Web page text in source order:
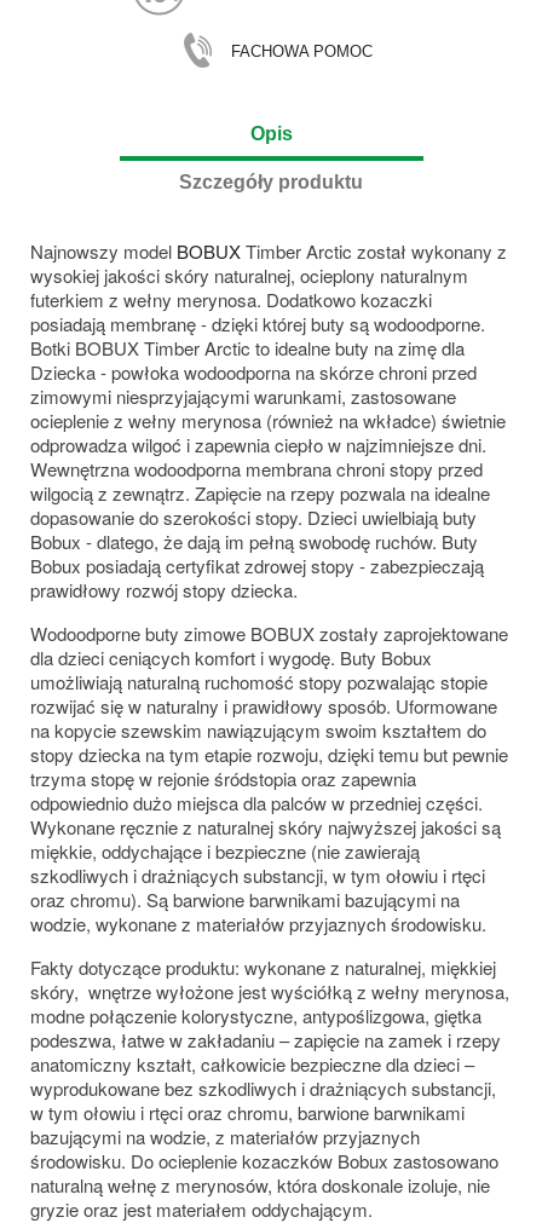
FACHOWA POMOC
Opis
Szczegóły produktu
Najnowszy model BOBUXTimber Arctic został wykonany z
wysokiej jakości skóry naturalnej, ocieplony naturalnym
futerkiem z wełny merynosa. Dodatkowo kozaczki
posiadają membranę - dzięki której buty są wodoodporne.
Botki BOBUX Timber Arctic to idealne buty na zimę dla
Dziecka - powłoka wodoodporna na skórze chroni przed
zimowymi niesprzyjającymi warunkami, zastosowane
ocieplenie z wełny merynosa (również na wkładce) świetnie
odprowadza wilgoć i zapewnia ciepło w najzimniejsze dni.
Wewnętrzna wodoodporna membrana chroni stopy przed
wilgocią z zewnątrz. Zapięcie na rzepy pozwala na idealne
dopasowanie do szerokości stopy. Dzieci uwielbiają buty
Bobux - dlatego, że dają im pełną swobodę ruchów. Buty
Bobux posiadają certyfikat zdrowej stopy - zabezpieczają
prawidłowy rozwój stopy dziecka.
Wodoodporne buty zimowe BOBUX zostały zaprojektowane
dla dzieci ceniących komfort i wygodę. Buty Bobux
umożliwiają naturalną ruchomość stopy pozwalając stopie
rozwijać się w naturalny i prawidłowy sposób. Uformowane
na kopycie szewskim nawiązującym swoim kształtem do
stopy dziecka na tym etapie rozwoju, dzięki temu but pewnie
trzyma stopę w rejonie śródstopia oraz zapewnia
odpowiednio dużo miejsca dla palców w przedniej części.
Wykonane ręcznie z naturalnej skóry najwyższej jakości są
miękkie, oddychające i bezpieczne (nie zawierają
szkodliwych i drażniących substancji, w tym ołowiu i rtęci
oraz chromu). Są barwione barwnikami bazującymi na
wodzie, wykonane z materiałów przyjaznych środowisku.
Fakty dotyczące produktu: wykonane z naturalnej, miękkiej
skóry, wnętrze wyłożone jest wyściółką z wełny merynosa,
modne połączenie kolorystyczne, antypoślizgowa, giętka
podeszwa, łatwe w zakładaniu – zapięcie na zamek i rzepy
anatomiczny kształt, całkowicie bezpieczne dla dzieci –
wyprodukowane bez szkodliwych i drażniących substancji,
w tym ołowiu i rtęci oraz chromu, barwione barwnikami
bazującymi na wodzie, z materiałów przyjaznych
środowisku. Do ocieplenie kozaczków Bobux zastosowano
naturalną wełnę z merynosów, która doskonale izoluje, nie
gryzie oraz jest materiałem oddychającym.